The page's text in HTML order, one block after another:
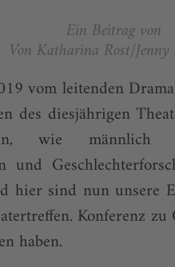
Ein Beitrag von
Von Katharina Rost/Jenny
vom leitenden
des diesjährigen
wie männlich
und
hier sind nun unsere
Konferenz
haben.